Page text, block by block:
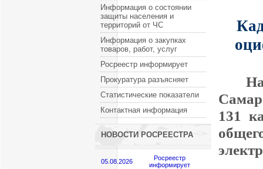
Информация о состоянии
защиты населения и
территорий от ЧС
Информация о закупках
товаров, работ, услуг
Росреестр информирует
Прокуратура разъясняет
Статистические показатели
Контактная информация
НОВОСТИ РОСРЕЕСТРА
05.08.2026
Росреестр
информирует
131